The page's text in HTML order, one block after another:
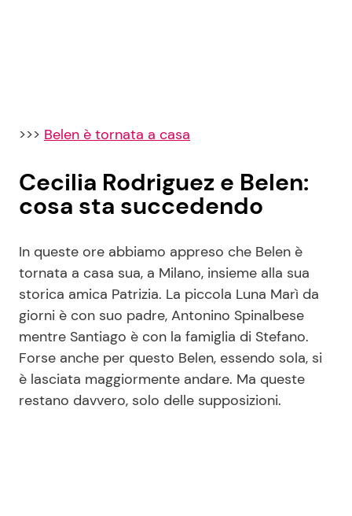
>>> Belen è tornata a casa
Cecilia Rodriguez e Belen:
cosa sta succedendo
In queste ore abbiamo appreso che Belen è
tornata a casa sua, a Milano, insieme alla sua
storica amica Patrizia. La piccola Luna Marì da
giorni è con suo padre, Antonino Spinalbese
mentre Santiago è con la famiglia di Stefano.
Forse anche per questo Belen, essendo sola, si
è lasciata maggiormente andare. Ma queste
restano davvero, solo delle supposizioni.